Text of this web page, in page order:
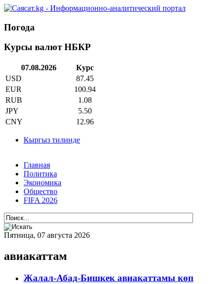
Погода
Курсы валют НБКР
07.08.2026
Курс
USD
87.45
EUR
100.94
RUB
1.08
JPY
5.50
CNY
12.96
Кыргыз тилинде
Главная
Политика
Экономика
Общество
FIFA 2026
Пятница, 07 августа 2026
авиакаттам
Жалал-Абад-Бишкек авиакаттамы көп